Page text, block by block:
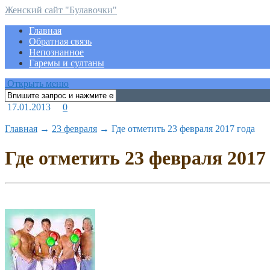
Женский сайт "Булавочки"
Главная
Обратная связь
Непознанное
Гаремы и султаны
Открыть меню
17.01.2013 0
Главная → 23 февраля → Где отметить 23 февраля 2017 года
Где отметить 23 февраля 2017